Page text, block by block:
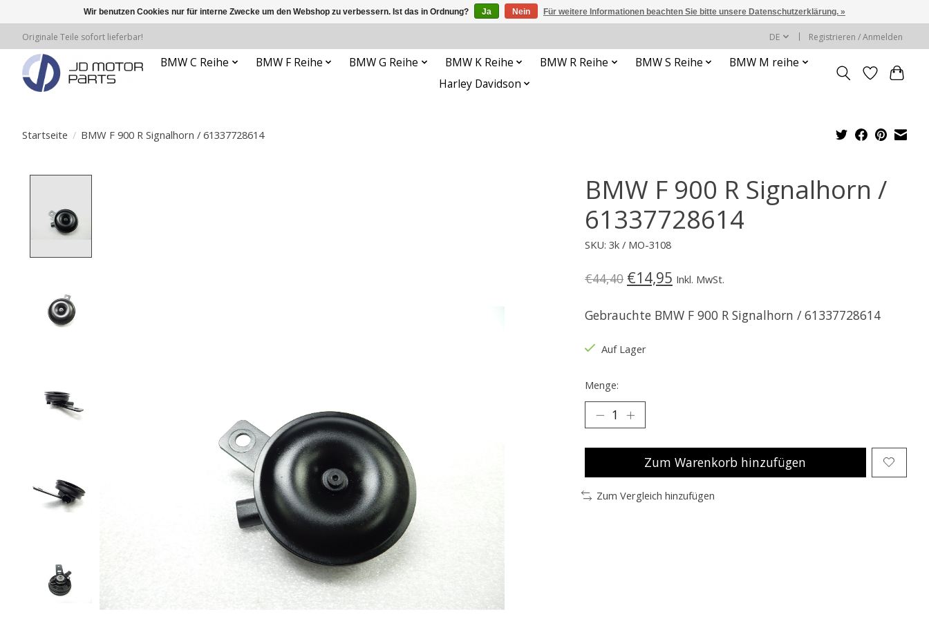
Originale Teile sofort lieferbar! DE Registrieren / Anmelden
BMW C Reihe BMW F Reihe BMW G Reihe BMW K Reihe BMW R Reihe BMW S Reihe
BMW M reihe
Harley Davidson
Startseite / BMW F 900 R Signalhorn / 61337728614
BMW F 900 R Signalhorn /
61337728614
SKU: 3k / MO-3108
€44,40 €14,95 Inkl. MwSt.
Gebrauchte BMW F 900 R Signalhorn / 61337728614
Auf Lager
Menge:
Zum Warenkorb hinzufügen
Zum Vergleich hinzufügen
Wir benutzen Cookies nur für interne Zwecke um den Webshop zu verbessern. Ist das in Ordnung? Ja Nein Für weitere Informationen beachten Sie bitte unsere Datenschutzerklärung. »